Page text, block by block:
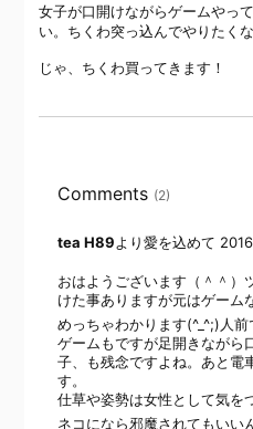
女子が口開けながらゲームやっ
い。ちくわ突っ込んでやりたくな
じゃ、ちくわ買ってきます！
Comments (2)
tea H89より愛を込めて
おはようございます（＾＾）
けた事ありますが元はゲーム
めっちゃわかります(^_^;)人前
ゲームもですが足開きながら
子、も残念ですよね。あと電
す。
仕草や姿勢は女性として気を
ネコになら邪魔されてもいい